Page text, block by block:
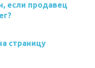
если продавец
страницу